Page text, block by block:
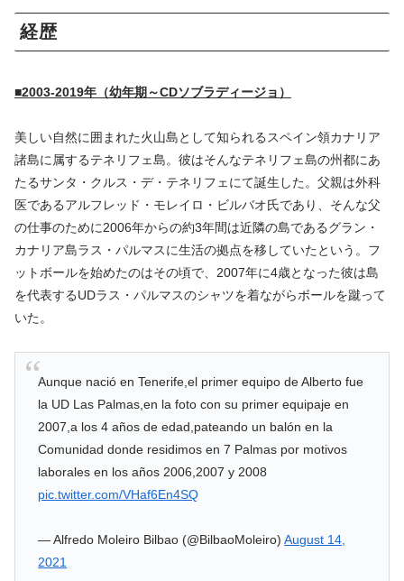
経歴
■2003-2019年（幼年期～CDソブラディージョ）
美しい自然に囲まれた火山島として知られるスペイン領カナリア
諸島に属するテネリフェ島。彼はそんなテネリフェ島の州都にあ
たるサンタ・クルス・デ・テネリフェにて誕生した。父親は外科
医であるアルフレッド・モレイロ・ビルバオ氏であり、そんな父
の仕事のために2006年からの約3年間は近隣の島であるグラン・
カナリア島ラス・パルマスに生活の拠点を移していたという。フ
ットボールを始めたのはその頃で、2007年に4歳となった彼は島
を代表するUDラス・パルマスのシャツを着ながらボールを蹴って
いた。
Aunque nació en Tenerife,el primer equipo de Alberto fue
la UD Las Palmas,en la foto con su primer equipaje en
2007,a los 4 años de edad,pateando un balón en la
Comunidad donde residimos en 7 Palmas por motivos
laborales en los años 2006,2007 y 2008
pic.twitter.com/VHaf6En4SQ
— Alfredo Moleiro Bilbao (@BilbaoMoleiro)August 14,
2021